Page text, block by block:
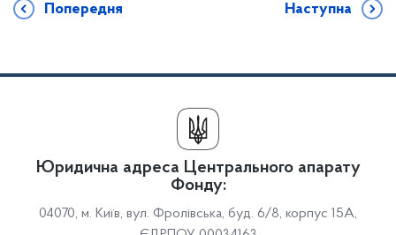
Попередня Наступна
Юридична адреса Центрального апарату
Фонду:
04070, м. Київ, вул. Фролівська, буд. 6/8, корпус 15А,